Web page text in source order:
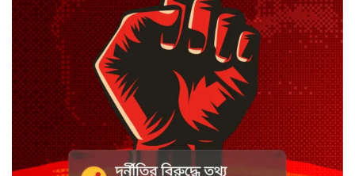
কটাক্ষ আর বিদ্রূপে জমে উঠেছে
ভ্যান্সের রাজনীতি
সৌদি আরবে হুতি হামলায় শিশুসহ
আহত ১১